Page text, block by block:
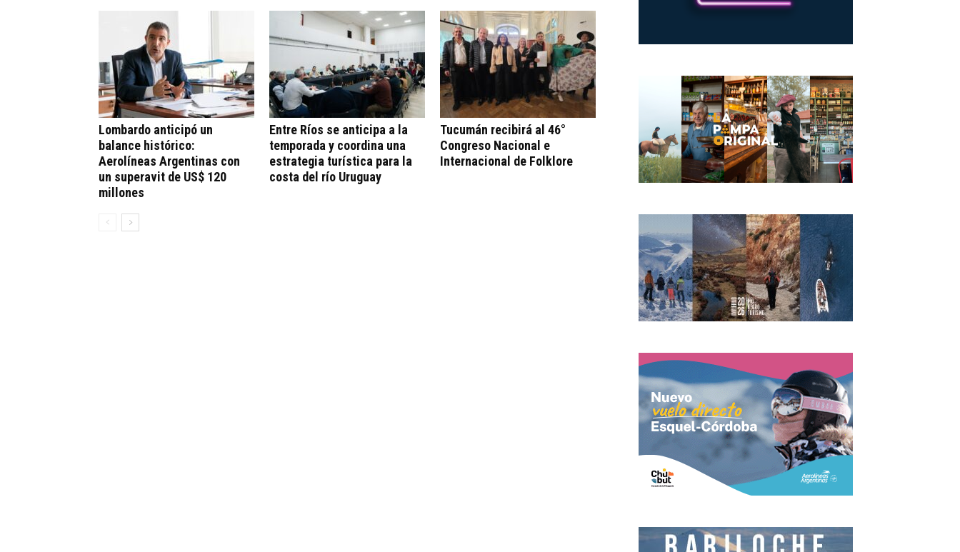
Lombardo anticipó un
balance histórico:
Aerolíneas Argentinas con
un superavit de US$ 120
millones
Entre Ríos se anticipa a la
temporada y coordina una
estrategia turística para la
costa del río Uruguay
Tucumán recibirá al 46°
Congreso Nacional e
Internacional de Folklore